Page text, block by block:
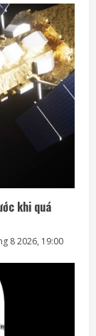
khi quá
8 2026, 19:00